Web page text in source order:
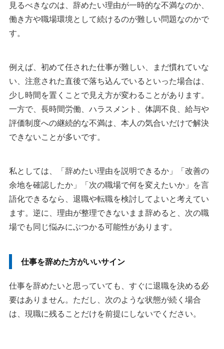
見るべきなのは、辞めたい理由が一時的な不満なのか、
働き方や職場環境として続けるのが難しい問題なのかで
す。
例えば、初めて任された仕事が難しい、まだ慣れていな
い、注意された直後で落ち込んでいるといった場合は、
少し時間を置くことで見え方が変わることがあります。
一方で、長時間労働、ハラスメント、体調不良、給与や
評価制度への継続的な不満は、本人の気合いだけで解決
できないことが多いです。
私としては、「辞めたい理由を説明できるか」「改善の
余地を確認したか」「次の職場で何を変えたいか」を言
語化できるなら、退職や転職を検討してよいと考えてい
ます。逆に、理由が整理できないまま辞めると、次の職
場でも同じ悩みにぶつかる可能性があります。
仕事を辞めた方がいいサイン
仕事を辞めたいと思っていても、すぐに退職を決める必
要はありません。ただし、次のような状態が続く場合
は、現職に残ることだけを前提にしないでください。